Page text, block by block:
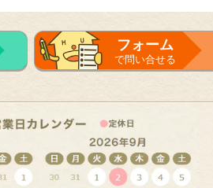
フォーム
で問い合せる